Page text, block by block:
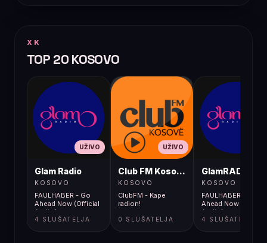
XK
TOP 20 KOSOVO
UŽIVO
Glam Radio
KOSOVO
FAULHABER - Go
Ahead Now (Official
Audio)
4 SLUŠATELJA
UŽIVO
Club FM Kosovë
KOSOVO
ClubFM - Kape
radion!
0 SLUŠATELJA
GlamRADIO
KOSOVO
FAULHABER - Go
Ahead Now (Official
Audio)
4 SLUŠATELJA